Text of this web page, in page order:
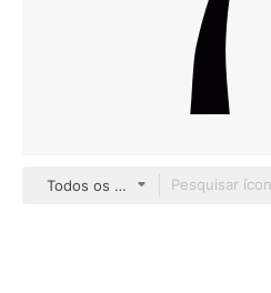
Todos os estilos